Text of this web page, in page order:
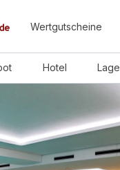
Wertgutscheine
Hotel Lage